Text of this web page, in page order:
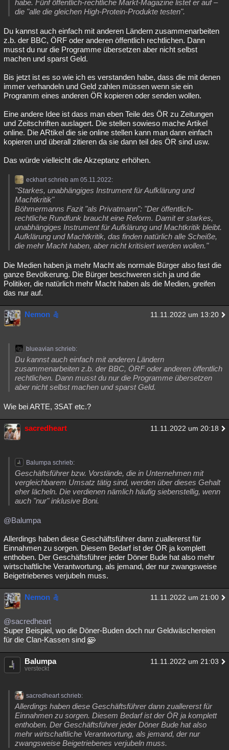
habe. Fünf öffentlich-rechtliche Markt-Magazine listet er auf –
die "alle die gleichen High-Protein-Produkte testen".
Du kannst auch einfach mit anderen Ländern zusammenarbeiten
z.b. der BBC, ÖRF oder anderen öffentlich rechtlichen. Dann
musst du nur die Programme übersetzen aber nicht selbst
machen und sparst Geld.
Bis jetzt ist es so wie ich es verstanden habe, dass die mit denen
immer verhandeln und Geld zahlen müssen wenn sie ein
Programm eines anderen ÖR kopieren oder senden wollen.
Eine andere Idee ist dass man eben Teile des ÖR zu Zeitungen
und Zeitschriften auslagert. Die stellen sowieso mache Artikel
online. Die ARtikel die sie online stellen kann man dann einfach
kopieren und überall zitieren da sie dann teil des ÖR sind usw.
Das würde vielleicht die Akzeptanz erhöhen.
eckhart schrieb am 05.11.2022:
"Starkes, unabhängiges Instrument für Aufklärung und
Machtkritik"
Böhmermanns Fazit "als Privatmann": "Der öffentlich-
rechtliche Rundfunk braucht eine Reform. Damit er starkes,
unabhängiges Instrument für Aufklärung und Machtkritik bleibt.
Aufklärung und Machtkritik, das finden natürlich alle Scheiße,
die mehr Macht haben, aber nicht kritisiert werden wollen."
Die Medien haben ja mehr Macht als normale Bürger also fast die
ganze Bevölkerung. Die Bürger beschweren sich ja und die
Politiker, die natürlich mehr Macht haben als die Medien, greifen
das nur auf.
Nemon 11.11.2022 um 13:20
blueavian schrieb:
Du kannst auch einfach mit anderen Ländern
zusammenarbeiten z.b. der BBC, ÖRF oder anderen öffentlich
rechtlichen. Dann musst du nur die Programme übersetzen
aber nicht selbst machen und sparst Geld.
Wie bei ARTE, 3SAT etc.?
sacredheart 11.11.2022 um 20:18
Balumpa schrieb:
Geschäftsführer bzw. Vorstände, die in Unternehmen mit
vergleichbarem Umsatz tätig sind, werden über dieses Gehalt
eher lächeln. Die verdienen nämlich häufig siebenstellig, wenn
auch "nur" inklusive Boni.
@Balumpa
Allerdings haben diese Geschäftsführer dann zuallererst für
Einnahmen zu sorgen. Diesem Bedarf ist der ÖR ja komplett
enthoben. Der Geschäftsführer jeder Döner Bude hat also mehr
wirtschaftliche Verantwortung, als jemand, der nur zwangsweise
Beigetriebenes verjubeln muss.
Nemon 11.11.2022 um 21:00
@sacredheart
Super Beispiel, wo die Döner-Buden doch nur Geldwäschereien
für die Clan-Kassen sind
Balumpa 11.11.2022 um 21:03
versteckt
sacredheart schrieb:
Allerdings haben diese Geschäftsführer dann zuallererst für
Einnahmen zu sorgen. Diesem Bedarf ist der ÖR ja komplett
enthoben. Der Geschäftsführer jeder Döner Bude hat also
mehr wirtschaftliche Verantwortung, als jemand, der nur
zwangsweise Beigetriebenes verjubeln muss.